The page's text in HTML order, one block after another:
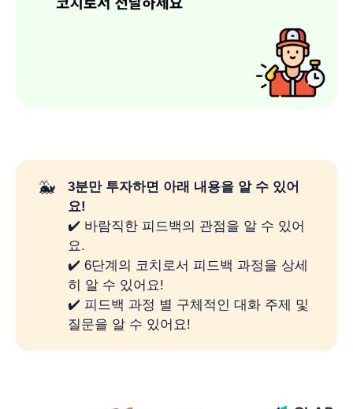
🐳
3분만 투자하면 아래 내용을 알 수 있어
요!
✔️ 바람직한 피드백의 관점을 알 수 있어
요.
✔️ 6단계의 코치로서 피드백 과정을 상세
히 알 수 있어요!
✔️ 피드백 과정 별 구체적인 대화 주제 및
질문을 알 수 있어요!